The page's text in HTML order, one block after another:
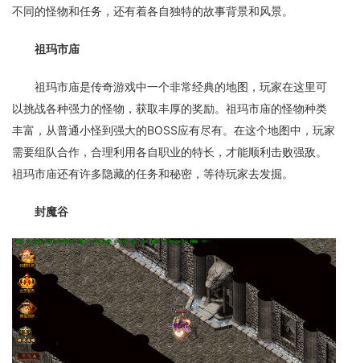
不同的怪物和任务，还有着各自独特的故事背景和风景。
祖玛市庙
祖玛市庙是传奇游戏中一个非常经典的地图，玩家在这里可
以挑战各种强力的怪物，获取丰厚的奖励。祖玛市庙的怪物种类
丰富，从普通小怪到强大的BOSS应有尽有。在这个地图中，玩家
需要组队合作，合理利用各自职业的特长，才能顺利击败强敌。
祖玛市庙还有许多隐藏的任务和秘密，等待玩家去发掘。
封魔谷